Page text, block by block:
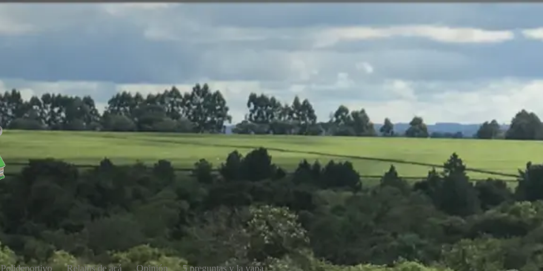
Polideportivo Relatos de acá Opinión 5 preguntas y la yapa